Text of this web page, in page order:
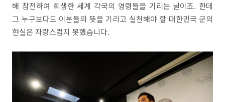
해 참전하여 희생한 세계 각국의 영령들을 기리는 날이죠. 한데
그 누구보다도 이분들의 뜻을 기리고 실천해야 할 대한민국 군의
현실은 자랑스럽지 못했습니다.